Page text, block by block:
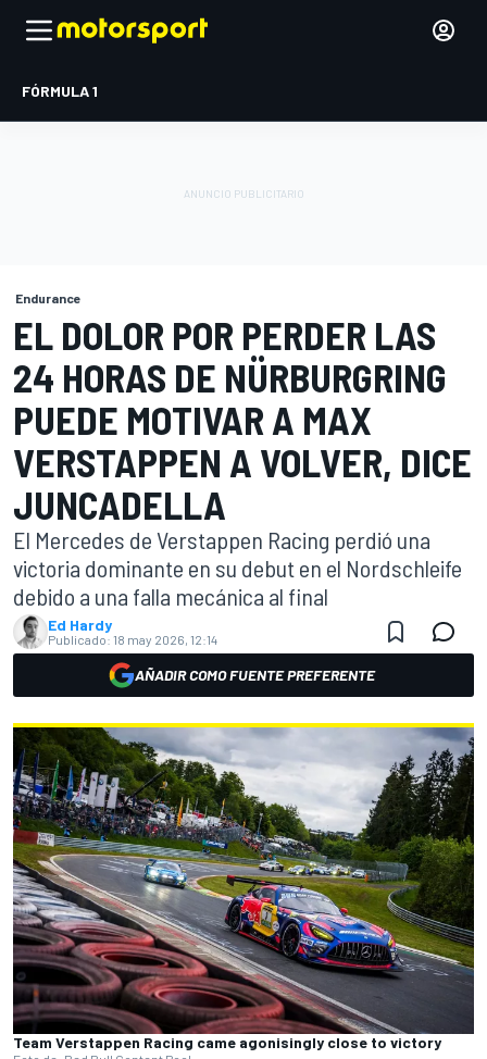
FÓRMULA 1
Endurance
EL DOLOR POR PERDER LAS
24 HORAS DE NÜRBURGRING
PUEDE MOTIVAR A MAX
VERSTAPPEN A VOLVER, DICE
JUNCADELLA
El Mercedes de Verstappen Racing perdió una
victoria dominante en su debut en el Nordschleife
debido a una falla mecánica al final
Ed Hardy
Publicado: 18 may 2026, 12:14
AÑADIR COMO FUENTE PREFERENTE
Team Verstappen Racing came agonisingly close to victory